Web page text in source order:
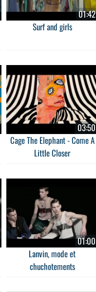
01:42
Surf and girls
03:50
Cage The Elephant - Come A
Little Closer
01:00
Lanvin, mode et
chuchotements